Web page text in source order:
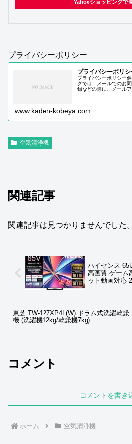
Yahooショッピングで
プライバシーポリシー
プライバシーポリシ
プライバシーポリシー
グでは、メールでのお
録などの際に、メール
www.kaden-kobeya.com
空気清浄機
関連記事
関連記事は見つかりませんでした。
ハイセンス
高画質 ゲーム
ット動画対応
東芝 TW-127XP4L(W) ドラム式洗濯乾燥
機 (洗濯機12kg/乾燥機7kg)
コメント
コメントを書き
ホーム 空気清浄機